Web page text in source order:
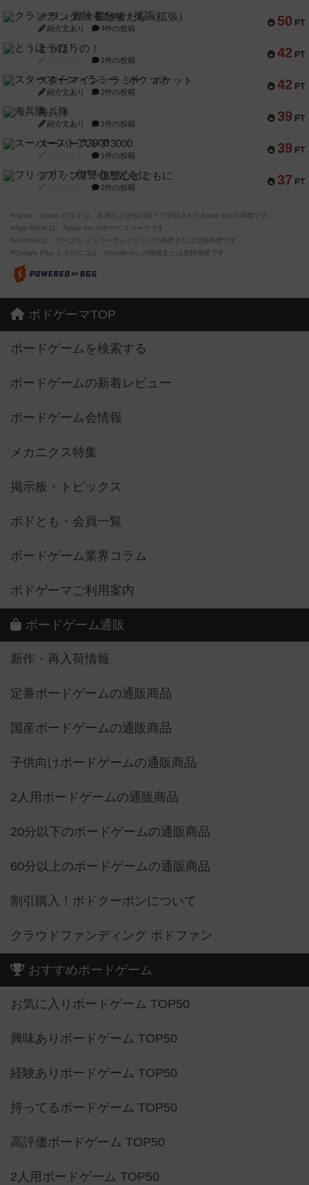
50 PT
クランク! ：冒険者たち（拡張）
紹介文あり 4件の投稿
42 PT
とうほうの！
1件の投稿
42 PT
スターマイン・ラミー ポケット
紹介文あり 2件の投稿
39 PT
海兵隊
紹介文あり 1件の投稿
39 PT
スーパーストア3000
1件の投稿
37 PT
フリップ７：復讐心とともに
2件の投稿
※Apple、Apple のロゴ は、米国および他の国々で登録されたApple Inc.の商標です。
※App Store は、Apple Inc.のサービスマークです。
※Android は、グーグル インコーポレイテッドの商標または登録商標です。
※Google Play とそのロゴは、Google Inc.の商標または登録商標です。
ボドゲーマTOP
ボードゲームを検索する
ボードゲームの新着レビュー
ボードゲーム会情報
メカニクス特集
掲示板・トピックス
ボドとも・会員一覧
ボードゲーム業界コラム
ボドゲーマご利用案内
ボードゲーム通販
新作・再入荷情報
定番ボードゲームの通販商品
国産ボードゲームの通販商品
子供向けボードゲームの通販商品
2人用ボードゲームの通販商品
20分以下のボードゲームの通販商品
60分以上のボードゲームの通販商品
割引購入！ボドクーポンについて
クラウドファンディング ボドファン
おすすめボードゲーム
お気に入りボードゲーム TOP50
興味ありボードゲーム TOP50
経験ありボードゲーム TOP50
持ってるボードゲーム TOP50
高評価ボードゲーム TOP50
2人用ボードゲーム TOP50